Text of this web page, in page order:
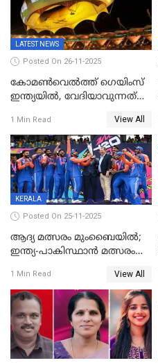
LATEST NEWS
Posted On 26-11-2025
കോമൺവെൽത്ത് ഗെയിംസ്
ഇന്ത്യയിൽ, വേദിയാവുന്നത്
1 Min Read View All
KERALA
Posted On 25-11-2025
ആദ്യ മത്സരം മുംബൈയിൽ;
ഇന്ത്യ-പാകിസ്ഥാൻ മത്സരം
ലോകകപ്പിന്‍റെ മത്സരക്രമം
പ്രഖ്യാപിച്ചു
1 Min Read View All